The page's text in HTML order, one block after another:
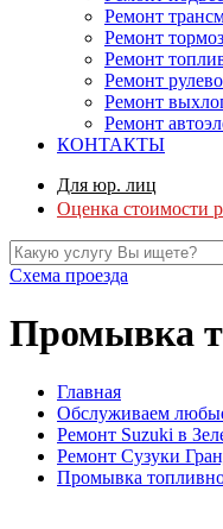
Ремонт
Ремонт
Ремонт
Ремонт
Ремонт
Ремонт
КОНТАКТЫ
Для юр. лиц
Оценка стоимости
Схема проезда
Промывка
Главная
Обслуживаем
Ремонт Suzuki в
Ремонт Сузуки
Промывка